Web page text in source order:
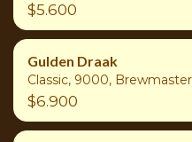
$5.600
Gulden Draak
Classic, 9000,
$6.900